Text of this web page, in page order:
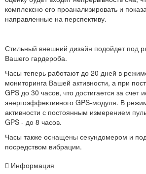
комплексно его проанализировать и
направленные на перспективу.
Стильный внешний дизайн подойдет под
Вашего гардероба.
Часы теперь работают до 20 дней в
мониторинга Вашей активности, а при
GPS до 30 часов, что достигается за счет
энергоэффективного GPS-модуля. В
активности с постоянным измерением
GPS - до 8 часов.
Часы также оснащены секундомером и
посредством вибрации.
Информация